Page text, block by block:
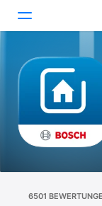
Heute
Spiele
Apps
6501